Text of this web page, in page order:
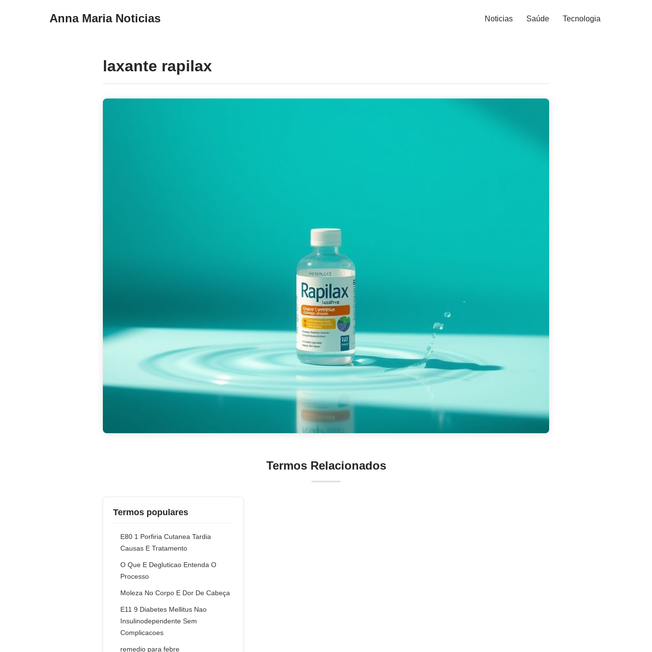
Anna Maria Noticias Noticias Saúde Tecnologia
laxante rapilax
Termos Relacionados
Termos populares
E80 1 Porfiria Cutanea Tardia
Causas E Tratamento
O Que E Degluticao Entenda O
Processo
Moleza No Corpo E Dor De Cabeça
E11 9 Diabetes Mellitus Nao
Insulinodependente Sem
Complicacoes
remedio para febre